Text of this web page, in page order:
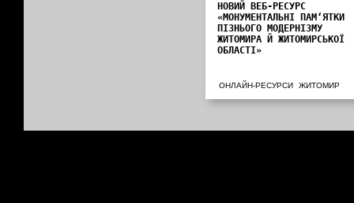
НОВИЙ ВЕБ-РЕСУРС
«МОНУМЕНТАЛЬНІ ПАМ‘ЯТКИ
ПІЗНЬОГО МОДЕРНІЗМУ
ЖИТОМИРА Й ЖИТОМИРСЬКОЇ
ОБЛАСТІ»
ОНЛАЙН-РЕСУРСИ ЖИТОМИР